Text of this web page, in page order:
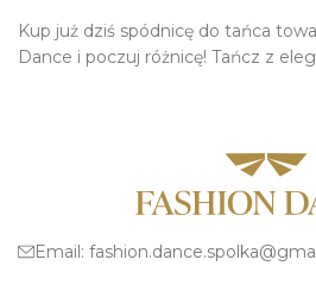
Kup już dziś spódnicę do tańca
Dance i poczuj różnicę! Tańcz z
Email: